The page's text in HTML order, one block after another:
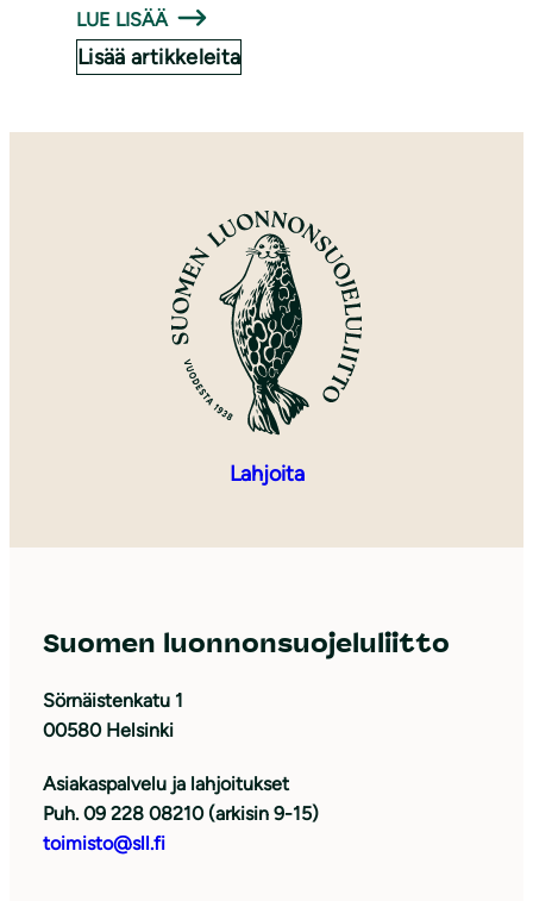
LUE LISÄÄ
Lisää artikkeleita
Lahjoita
Suomen luonnonsuojeluliitto
Sörnäistenkatu 1
00580 Helsinki
Asiakaspalvelu ja lahjoitukset
Puh. 09 228 08210 (arkisin 9-15)
toimisto@sll.fi